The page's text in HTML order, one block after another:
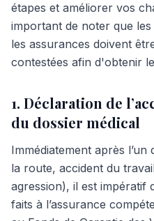
étapes et améliorer vos
important de noter que
les assurances doivent
contestées afin d'obtenir
1. Déclaration de
du dossier médical
Immédiatement après
la route, accident du
agression), il est impératif
faits à l’assurance